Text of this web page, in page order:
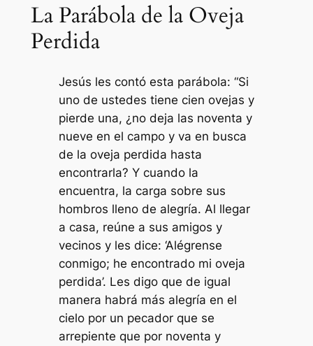
La Parábola de la Oveja
Perdida
Jesús les contó esta parábola: “Si
uno de ustedes tiene cien ovejas y
pierde una, ¿no deja las noventa y
nueve en el campo y va en busca
de la oveja perdida hasta
encontrarla? Y cuando la
encuentra, la carga sobre sus
hombros lleno de alegría. Al llegar
a casa, reúne a sus amigos y
vecinos y les dice: ‘Alégrense
conmigo; he encontrado mi oveja
perdida’. Les digo que de igual
manera habrá más alegría en el
cielo por un pecador que se
arrepiente que por noventa y